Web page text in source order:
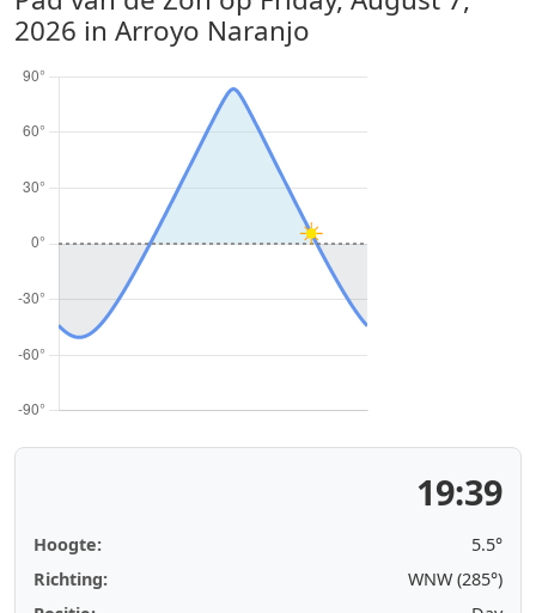
2026 in Arroyo Naranjo
19:39
Hoogte:
5.5°
Richting:
WNW (285°)